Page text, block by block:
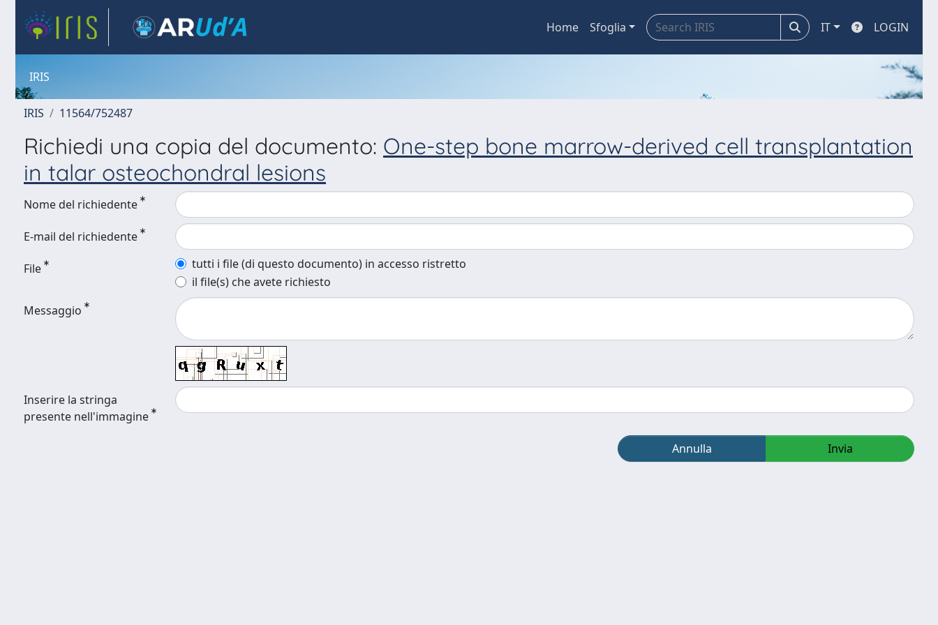
Home Sfoglia IT LOGIN
IRIS
IRIS 11564/752487
Richiedi una copia del documento: One-step bone marrow-derived cell transplantation
in talar osteochondral lesions
Nome del richiedente
E-mail del richiedente
File
tutti i file (di questo documento) in accesso ristretto
il file(s) che avete richiesto
Messaggio
Inserire la stringa
presente nell'immagine
Annulla Invia